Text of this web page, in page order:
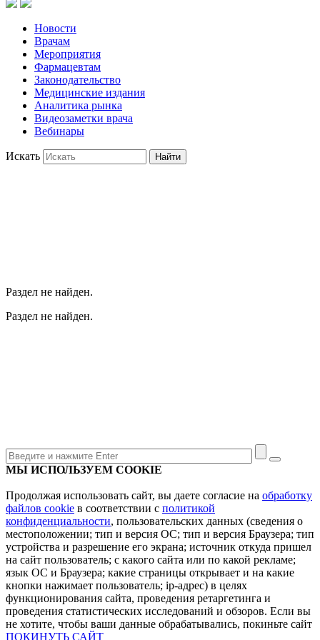
Новости
Врачам
Мероприятия
Фармацевтам
Законодательство
Медицинские издания
Аналитика рынка
Видеозаметки врача
Вебинары
Искать Найти
Раздел не найден.
Раздел не найден.
МЫ ИСПОЛЬЗУЕМ COOKIE
Продолжая использовать сайт, вы даете согласие на обработку
файлов cookie в соответствии с политикой
конфиденциальности, пользовательских данных (сведения о
местоположении; тип и версия ОС; тип и версия Браузера; тип
устройства и разрешение его экрана; источник откуда пришел
на сайт пользователь; с какого сайта или по какой рекламе;
язык ОС и Браузера; какие страницы открывает и на какие
кнопки нажимает пользователь; ip-адрес) в целях
функционирования сайта, проведения ретаргетинга и
проведения статистических исследований и обзоров. Если вы
не хотите, чтобы ваши данные обрабатывались, покиньте сайт
ПОКИНУТЬ САЙТ